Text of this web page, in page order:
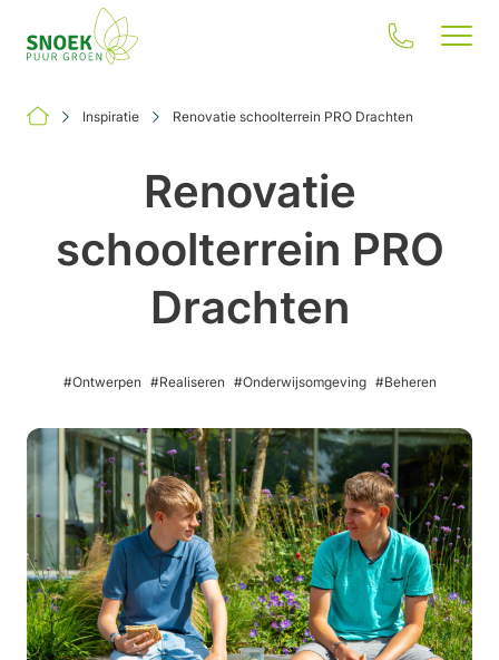
Jouw situatie
Onze oplossingen
Over ons
Werken bij
Inspiratie Renovatie schoolterrein PRO Drachten
Renovatie
schoolterrein PRO
Drachten
#Ontwerpen #Realiseren #Onderwijsomgeving #Beheren